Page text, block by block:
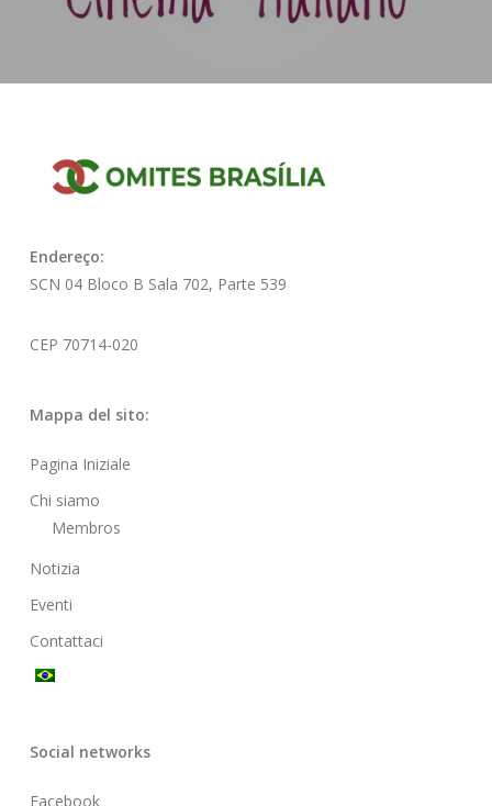
Endereço:
SCN 04 Bloco B Sala 702, Parte 539
CEP 70714-020
Mappa del sito:
Pagina Iniziale
Chi siamo
Membros
Notizia
Eventi
Contattaci
Social networks
Facebook